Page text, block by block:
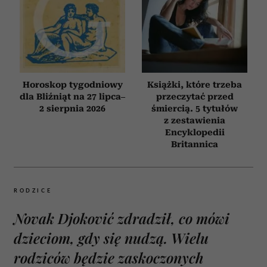
Horoskop tygodniowy
dla Bliźniąt na 27 lipca–
2 sierpnia 2026
Książki, które trzeba
przeczytać przed
śmiercią. 5 tytułów
z zestawienia
Encyklopedii
Britannica
RODZICE
Novak Djoković zdradził, co mówi
dzieciom, gdy się nudzą. Wielu
rodziców będzie zaskoczonych